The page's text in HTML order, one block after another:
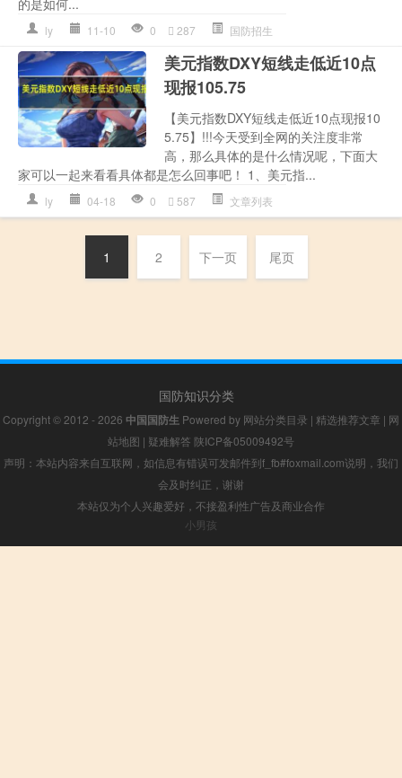
ly 11-10 0 287 国防招生
美元指数DXY短线走低近10点
现报105.75
【美元指数DXY短线走低近10点现报10
5.75】!!!今天受到全网的关注度非常
高，那么具体的是什么情况呢，下面大
家可以一起来看看具体都是怎么回事吧！ 1、美元指...
ly 04-18 0 587 文章列表
1 2 下一页 尾页
国防知识分类
Copyright © 2012 - 2026 中国国防生 Powered by 网站分类目录 | 精选推荐文章 | 网
站地图 | 疑难解答 陕ICP备05009492号
声明：本站内容来自互联网，如信息有错误可发邮件到f_fb#foxmail.com说明，我们
会及时纠正，谢谢
本站仅为个人兴趣爱好，不接盈利性广告及商业合作
小男孩